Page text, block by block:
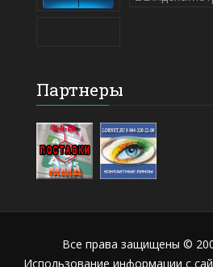
Партнеры
Все права защищены ©
Использование информации с